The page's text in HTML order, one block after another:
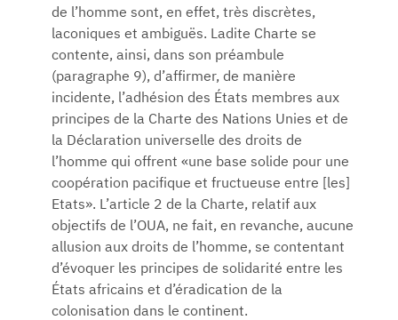
de l’homme sont, en effet, très discrètes,
laconiques et ambiguës. Ladite Charte se
contente, ainsi, dans son préambule
(paragraphe 9), d’affirmer, de manière
incidente, l’adhésion des États membres aux
principes de la Charte des Nations Unies et de
la Déclaration universelle des droits de
l’homme qui offrent «une base solide pour une
coopération pacifique et fructueuse entre [les]
Etats». L’article 2 de la Charte, relatif aux
objectifs de l’OUA, ne fait, en revanche, aucune
allusion aux droits de l’homme, se contentant
d’évoquer les principes de solidarité entre les
États africains et d’éradication de la
colonisation dans le continent.